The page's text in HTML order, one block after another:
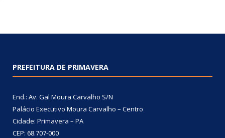
PREFEITURA DE PRIMAVERA
End.: Av. Gal Moura Carvalho S/N
Palácio Executivo Moura Carvalho – Centro
Cidade: Primavera – PA
CEP: 68.707-000